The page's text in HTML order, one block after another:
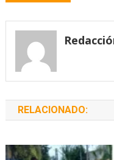
entradas
RELACIONADO: